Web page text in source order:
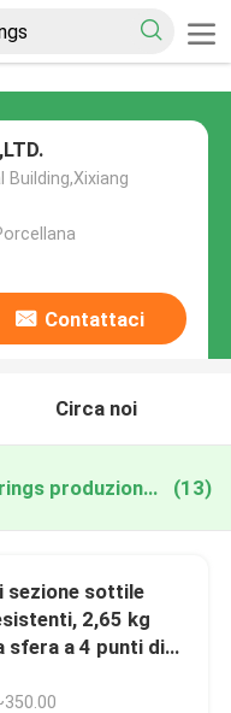
Contattaci
Circa noi
industrial thin section bearings produzione online (13)
sezione sottile
2,65 kg
sfera a 4 punti di